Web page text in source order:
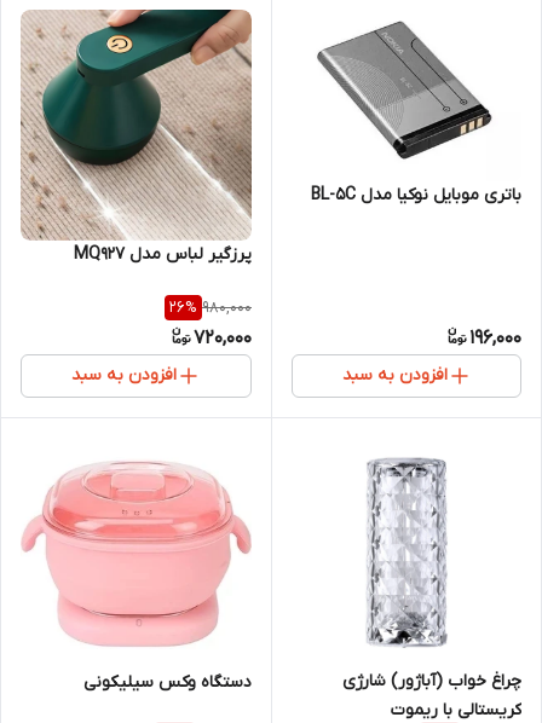
باتری موبایل نوکیا مدل BL-5C
196,000
افزودن به سبد
پرزگیر لباس مدل MQ927
980,000
26%
720,000
افزودن به سبد
چراغ خواب (آباژور) شارژی
کریستالی با ریموت
دستگاه وکس سیلیکونی